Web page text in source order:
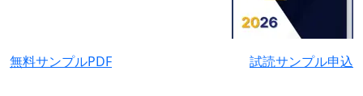
無料サンプルPDF 試読サンプル申込